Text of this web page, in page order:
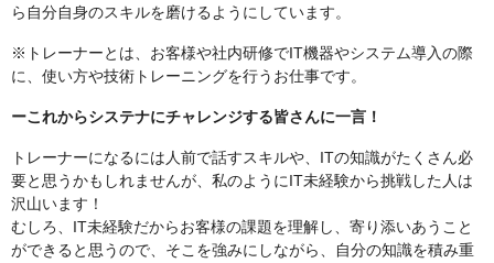
ら自分自身のスキルを磨けるようにしています。
※トレーナーとは、お客様や社内研修でIT機器やシステム導入の際
に、使い方や技術トレーニングを行うお仕事です。
ーこれからシステナにチャレンジする皆さんに一言！
トレーナーになるには人前で話すスキルや、ITの知識がたくさん必
要と思うかもしれませんが、私のようにIT未経験から挑戦した人は
沢山います！
むしろ、IT未経験だからお客様の課題を理解し、寄り添いあうこと
ができると思うので、そこを強みにしながら、自分の知識を積み重